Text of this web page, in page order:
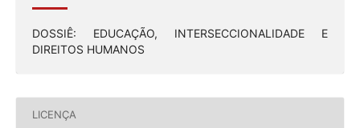
DOSSIÊ: EDUCAÇÃO, INTERSECCIONALIDADE E
DIREITOS HUMANOS
LICENÇA